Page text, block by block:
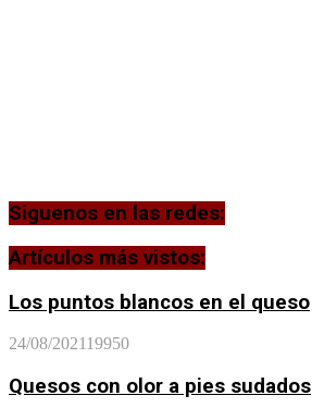
Siguenos en las redes:
Artículos más vistos:
Los puntos blancos en el queso
24/08/202119950
Quesos con olor a pies sudados